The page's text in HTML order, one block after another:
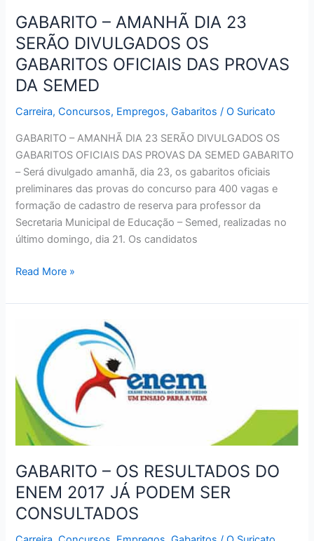
GABARITO – AMANHÃ DIA 23
SERÃO DIVULGADOS OS
GABARITOS OFICIAIS DAS PROVAS
DA SEMED
Carreira,Concursos, Empregos,Gabaritos /O Suricato
GABARITO – AMANHÃ DIA 23 SERÃO DIVULGADOS OS
GABARITOS OFICIAIS DAS PROVAS DA SEMED GABARITO
– Será divulgado amanhã, dia 23, os gabaritos oficiais
preliminares das provas do concurso para 400 vagas e
formação de cadastro de reserva para professor da
Secretaria Municipal de Educação – Semed, realizadas no
último domingo, dia 21. Os candidatos
GABARITO
AMANHÃ
SERÃO
DIVULGADOS
OS
GABARITOS
OFICIAIS
DAS
DA
SEMED
Read More »
GABARITO – OS RESULTADOS DO
ENEM 2017 JÁ PODEM SER
CONSULTADOS